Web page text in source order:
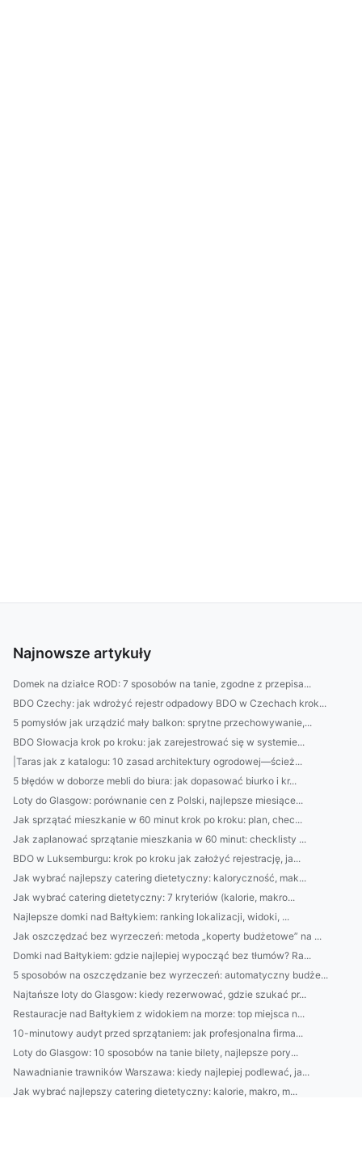
Najnowsze artykuły
Domek na działce ROD: 7 sposobów na tanie, zgodne z przepisa...
BDO Czechy: jak wdrożyć rejestr odpadowy BDO w Czechach krok...
5 pomysłów jak urządzić mały balkon: sprytne przechowywanie,...
BDO Słowacja krok po kroku: jak zarejestrować się w systemie...
|Taras jak z katalogu: 10 zasad architektury ogrodowej—ścież...
5 błędów w doborze mebli do biura: jak dopasować biurko i kr...
Loty do Glasgow: porównanie cen z Polski, najlepsze miesiące...
Jak sprzątać mieszkanie w 60 minut krok po kroku: plan, chec...
Jak zaplanować sprzątanie mieszkania w 60 minut: checklisty ...
BDO w Luksemburgu: krok po kroku jak założyć rejestrację, ja...
Jak wybrać najlepszy catering dietetyczny: kaloryczność, mak...
Jak wybrać catering dietetyczny: 7 kryteriów (kalorie, makro...
Najlepsze domki nad Bałtykiem: ranking lokalizacji, widoki, ...
Jak oszczędzać bez wyrzeczeń: metoda „koperty budżetowe” na ...
Domki nad Bałtykiem: gdzie najlepiej wypocząć bez tłumów? Ra...
5 sposobów na oszczędzanie bez wyrzeczeń: automatyczny budże...
Najtańsze loty do Glasgow: kiedy rezerwować, gdzie szukać pr...
Restauracje nad Bałtykiem z widokiem na morze: top miejsca n...
10-minutowy audyt przed sprzątaniem: jak profesjonalna firma...
Loty do Glasgow: 10 sposobów na tanie bilety, najlepsze pory...
Nawadnianie trawników Warszawa: kiedy najlepiej podlewać, ja...
Jak wybrać najlepszy catering dietetyczny: kalorie, makro, m...